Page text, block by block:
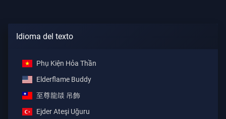
Idioma del texto
Phụ Kiện Hỏa Thần
Elderflame Buddy
至尊龍燄 吊飾
Ejder Ateşi Uğuru